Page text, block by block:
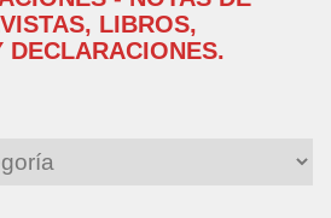
LIBROS,
DECLARACIONES.